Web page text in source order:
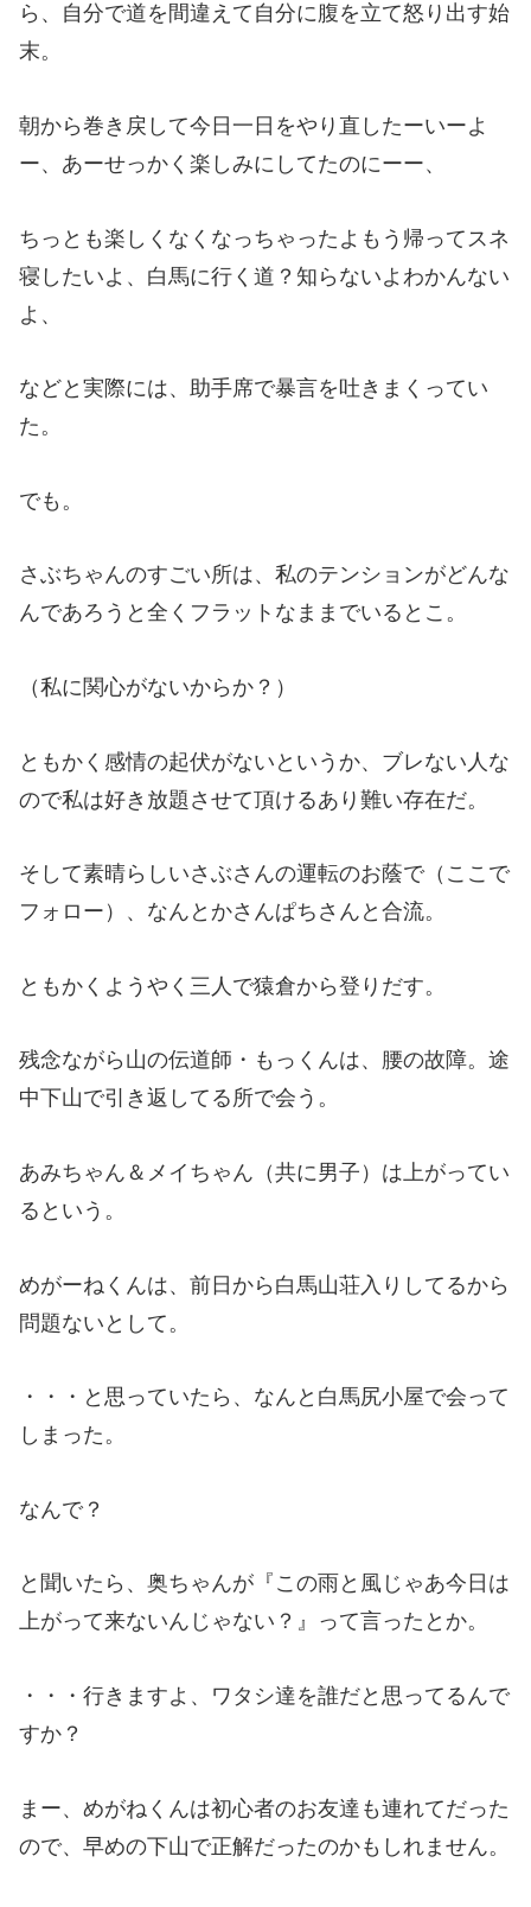
ら、自分で道を間違えて自分に腹を立て怒り出す始
末。
朝から巻き戻して今日一日をやり直したーいーよ
ー、あーせっかく楽しみにしてたのにーー、
ちっとも楽しくなくなっちゃったよもう帰ってスネ
寝したいよ、白馬に行く道？知らないよわかんない
よ、
などと実際には、助手席で暴言を吐きまくってい
た。
でも。
さぶちゃんのすごい所は、私のテンションがどんな
んであろうと全くフラットなままでいるとこ。
（私に関心がないからか？）
ともかく感情の起伏がないというか、ブレない人な
ので私は好き放題させて頂けるあり難い存在だ。
そして素晴らしいさぶさんの運転のお蔭で（ここで
フォロー）、なんとかさんぱちさんと合流。
ともかくようやく三人で猿倉から登りだす。
残念ながら山の伝道師・もっくんは、腰の故障。途
中下山で引き返してる所で会う。
あみちゃん＆メイちゃん（共に男子）は上がってい
るという。
めがーねくんは、前日から白馬山荘入りしてるから
問題ないとして。
・・・と思っていたら、なんと白馬尻小屋で会って
しまった。
なんで？
と聞いたら、奥ちゃんが『この雨と風じゃあ今日は
上がって来ないんじゃない？』って言ったとか。
・・・行きますよ、ワタシ達を誰だと思ってるんで
すか？
まー、めがねくんは初心者のお友達も連れてだった
ので、早めの下山で正解だったのかもしれません。